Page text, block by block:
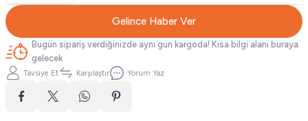
Gelince Haber Ver
Bugün sipariş verdiğinizde aynı gün kargoda! Kısa bilgi alanı buraya
gelecek
Tavsiye Et Karşılaştır Yorum Yaz